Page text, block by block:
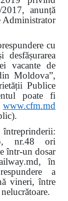
anunță
Administrator
cu
vacante de
Moldova”,
Publice
poate fi
www.cfm.md
nr.48 ori
într-un dosar
în
a
vineri, între